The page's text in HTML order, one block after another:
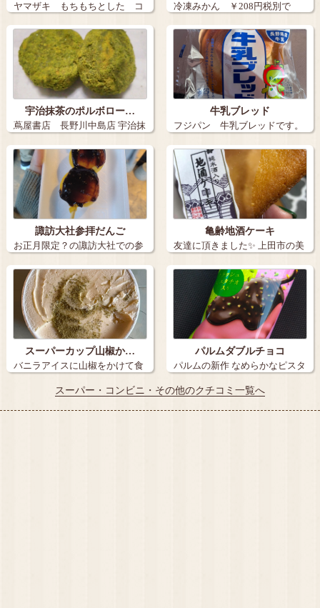
ヤマザキ もちもちとした コ
ッペパン …
冷凍みかん ￥208円税別で
す。…
宇治抹茶のポルボロー…
蔦屋書店 長野川中島店 宇治抹
茶のポル…
牛乳ブレッド
フジパン 牛乳ブレッドです。
…
諏訪大社参拝だんご
お正月限定？の諏訪大社での参
拝だんごです…
亀齢地酒ケーキ
友達に頂きました✨ 上田市の美
味しいお…
スーパーカップ山椒か…
バニラアイスに山椒をかけて食
パルムダブルチョコ
パルムの新作 なめらかなピスタ
チオアイ…
スーパー・コンビニ・その他のクチコミ一覧へ